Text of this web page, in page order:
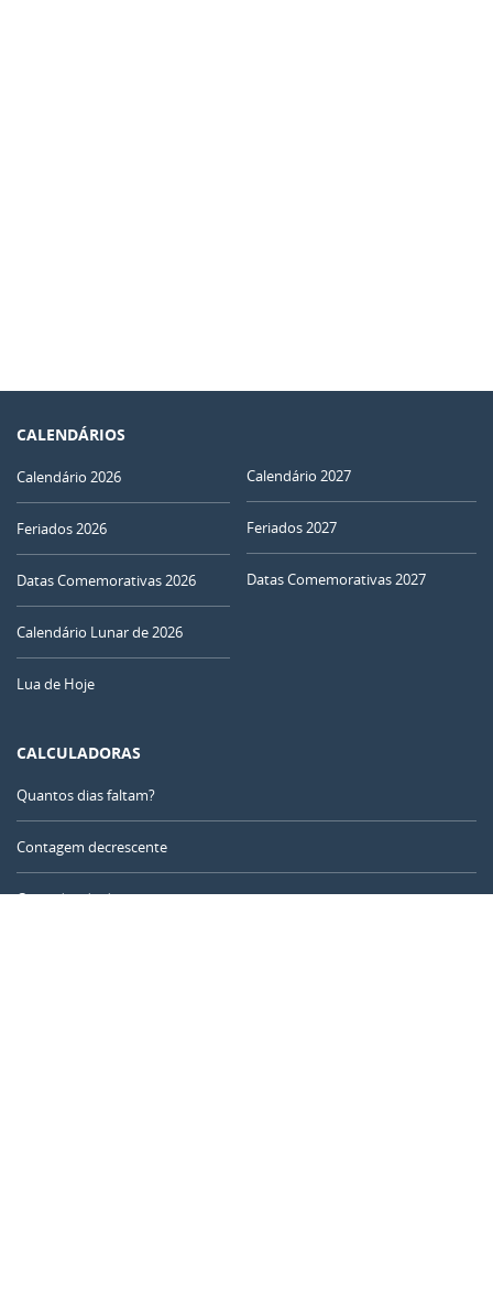
CALENDÁRIOS
Calendário 2026
Feriados 2026
Datas Comemorativas 2026
Calendário Lunar de 2026
Lua de Hoje
Calendário 2027
Feriados 2027
Datas Comemorativas 2027
CALCULADORAS
Quantos dias faltam?
Contagem decrescente
Contador de dias